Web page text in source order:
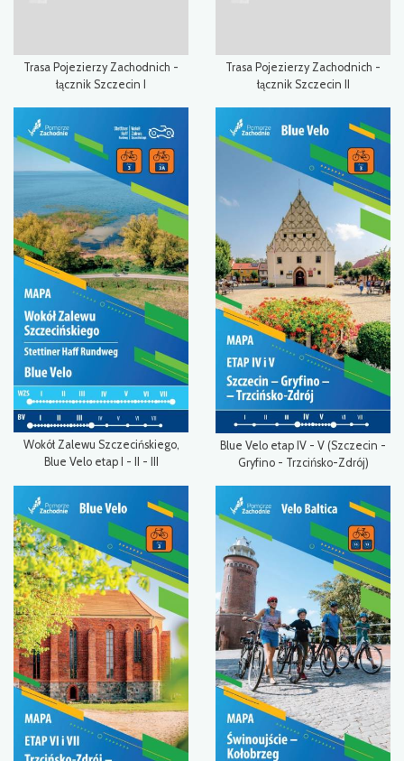
Trasa Pojezierzy Zachodnich -
łącznik Szczecin I
Trasa Pojezierzy Zachodnich -
łącznik Szczecin II
Wokół Zalewu Szczecińskiego,
Blue Velo etap I - II - III
Blue Velo etap IV - V (Szczecin -
Gryfino - Trzcińsko-Zdrój)